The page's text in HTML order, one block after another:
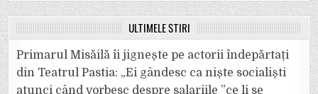
ULTIMELE ȘTIRI
Primarul Misăilă îi jignește pe actorii îndepărtați
din Teatrul Pastia: „Ei gândesc ca niște socialiști
atunci când vorbesc despre salariile ”ce li se